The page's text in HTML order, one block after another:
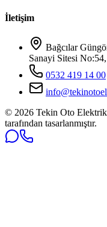
İletişim
Bağcılar
Sanayi Sitesi
0532 419 14 00
© 2026 Tekin Oto Elektrik
tarafından tasarlanmıştır.